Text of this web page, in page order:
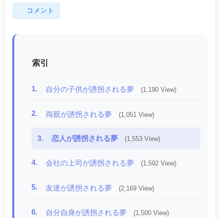
コメント
索引
1. 自分の子供が誘拐される夢 (1,190 View)
2. 両親が誘拐される夢 (1,051 View)
3. 恋人が誘拐される夢 (1,553 View)
4. 会社の上司が誘拐される夢 (1,592 View)
5. 友達が誘拐される夢 (2,169 View)
6. 自分自身が誘拐される夢 (1,500 View)